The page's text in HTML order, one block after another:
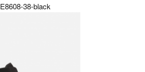
E8608-38-black